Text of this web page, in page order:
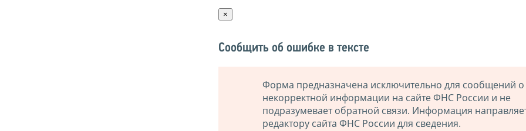
×
Сообщить об ошибке в тексте
Форма предназначена исключительно для сообщений о
некорректной информации на сайте ФНС России и не
подразумевает обратной связи. Информация
редактору сайта ФНС России для сведения.